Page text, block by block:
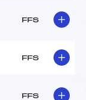
FFS
FFS
FFS